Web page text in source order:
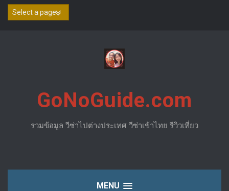
Skip
GoNoGuide.com
รวมข้อมูล วีซ่าไปต่างประเทศ วีซ่าเข้าไทย รีวิวเที่ยว
MENU